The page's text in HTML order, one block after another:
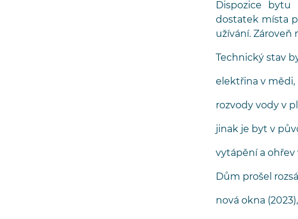
Dispozice
dostatek místa
užívání.
Technický stav
elektřina v mědi,
rozvody vody v
jinak je byt v
vytápění a ohřev
Dům prošel
nová okna (2023),